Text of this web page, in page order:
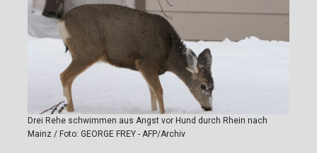
Drei Rehe schwimmen aus Angst vor Hund durch Rhein nach
Mainz / Foto: GEORGE FREY - AFP/Archiv